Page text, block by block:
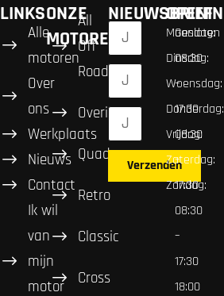
LINKS
Alle
motoren
Over
ons
Werkplaats
Nieuws
Contact
Ik wil
van
mijn
motor
ONZE
MOTOREN
All
Off
Road
Overig
Quad
Retro
Classic
Cross
NIEUWSBRIEF
Verzenden
Maandag:
Dinsdag:
Woensdag:
Donderdag:
Vrijdag:
Zaterdag:
Zondag:
Gesloten
08:30
–
17:30
08:30
–
17:30
08:30
–
17:30
18:00